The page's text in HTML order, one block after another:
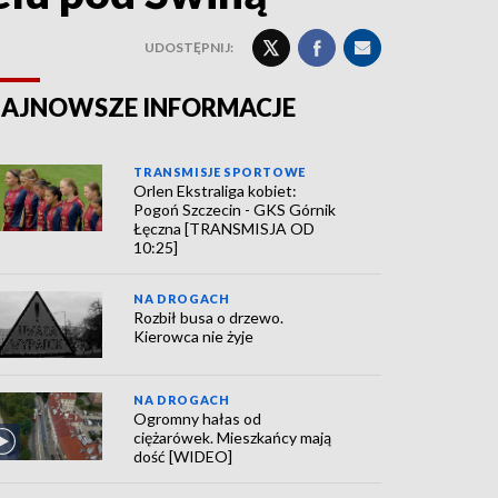
UDOSTĘPNIJ:
INFORMACJE
TRANSMISJE SPORTOWE
Orlen Ekstraliga kobiet:
Pogoń Szczecin - GKS Górnik
Łęczna [TRANSMISJA OD
10:25]
NA DROGACH
Rozbił busa o drzewo.
Kierowca nie żyje
NA DROGACH
Ogromny hałas od
ciężarówek. Mieszkańcy mają
dość [WIDEO]